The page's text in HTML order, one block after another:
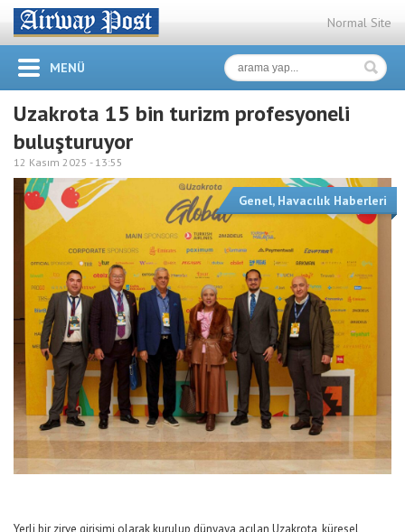
Normal Site
MENÜ
Uzakrota 15 bin turizm profesyoneli
buluşturuyor
12 Kasım 2025 - 13:55
Genel, Havacılık Haberleri